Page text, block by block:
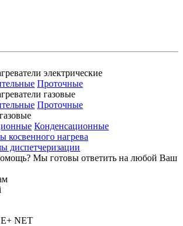
электрические
Проточные
газовые
Проточные
Конденсационные
косвенного нагрева
диспетчеризации
Мы готовы ответить на любой Ваш
NET